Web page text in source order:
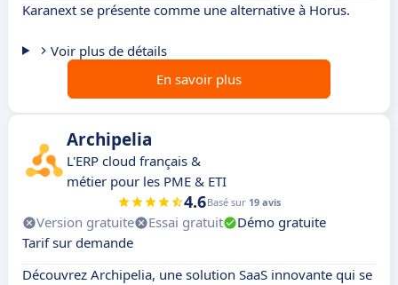
Karanext se présente comme une alternative à Horus.
Voir plus de détails
En savoir plus
Archipelia
L'ERP cloud français &
métier pour les PME & ETI
4.6Basé sur 19 avis
Version gratuite Essai gratuit
Démo gratuite
Tarif sur demande
Découvrez Archipelia, une solution SaaS innovante qui se